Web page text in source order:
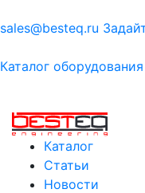
sales@besteq.ru
Каталог оборудования
Каталог
Статьи
Новости